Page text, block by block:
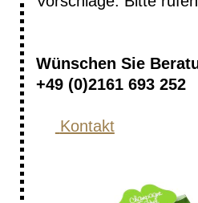
Wünschen Sie
+49 (0)2161 693 252
Kontakt